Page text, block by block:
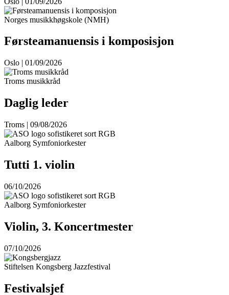
Norges musikkhøgskole (NMH)
Førsteamanuensis i komposisjon
Oslo | 01/09/2026
Troms musikkråd
Daglig leder
Troms | 09/08/2026
Aalborg Symfoniorkester
Tutti 1. violin
06/10/2026
Aalborg Symfoniorkester
Violin, 3. Koncertmester
07/10/2026
Stiftelsen Kongsberg Jazzfestival
Festivalsjef